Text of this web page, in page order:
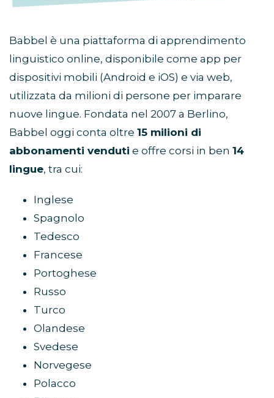
Babbel è una piattaforma di apprendimento
linguistico online, disponibile come app per
dispositivi mobili (Android e iOS) e via web,
utilizzata da milioni di persone per imparare
nuove lingue. Fondata nel 2007 a Berlino,
Babbel oggi conta oltre 15 milioni di
abbonamenti venduti e offre corsi in ben 14
lingue, tra cui:
Inglese
Spagnolo
Tedesco
Francese
Portoghese
Russo
Turco
Olandese
Svedese
Norvegese
Polacco